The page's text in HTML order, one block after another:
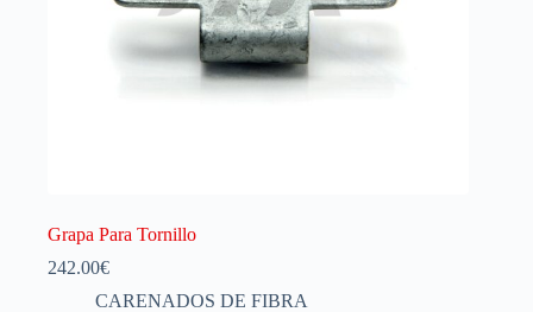
Grapa Para Tornillo
242.00€
CARENADOS DE FIBRA